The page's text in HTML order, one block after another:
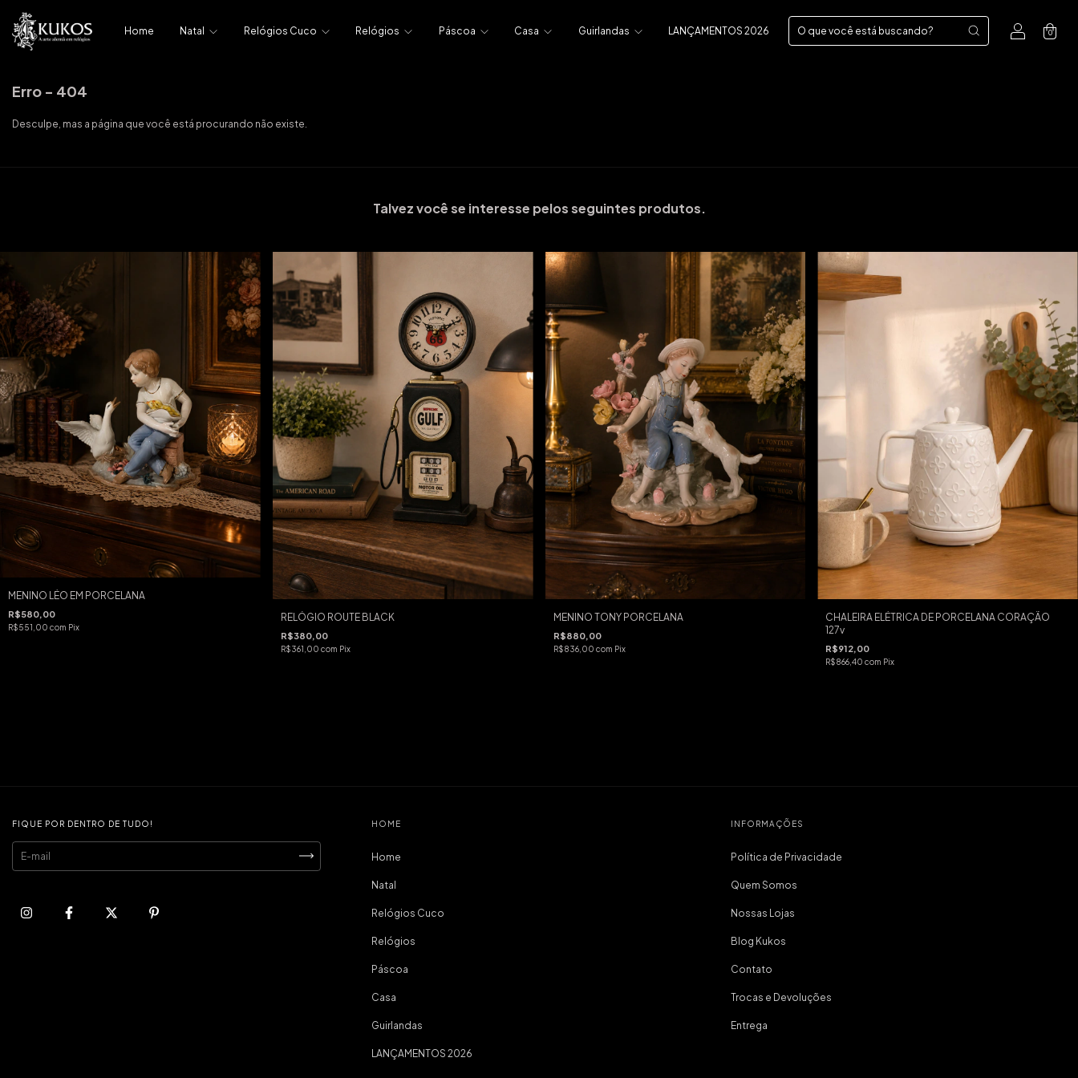
Home Natal Relógios Cuco Relógios Páscoa Casa Guirlandas LANÇAMENTOS 2026 0
Erro - 404
Desculpe, mas a página que você está procurando não existe.
Talvez você se interesse pelos seguintes produtos.
MENINO LÉO EM PORCELANA
R$580,00
R$551,00 com Pix
RELÓGIO ROUTE BLACK
R$380,00
R$361,00 com Pix
MENINO TONY PORCELANA
R$880,00
R$836,00 com Pix
CHALEIRA ELÉTRICA DE PORCELANA CORAÇÃO
127v
R$912,00
R$866,40com Pix
FIQUE POR DENTRO DE TUDO! HOME
Home
Natal
Relógios Cuco
Relógios
Páscoa
Casa
Guirlandas
LANÇAMENTOS 2026
INFORMAÇÕES
Política de Privacidade
Quem Somos
Nossas Lojas
Blog Kukos
Contato
Trocas e Devoluções
Entrega